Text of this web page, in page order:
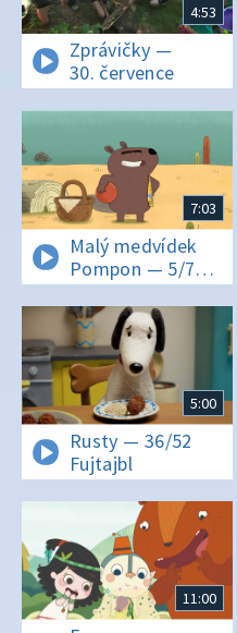
4:53
Zprávičky —
30. července
7:03
Malý medvídek
Pompon — 5/72
Pan Tatovič
5:00
Rusty — 36/52
Fujtajbl
11:00